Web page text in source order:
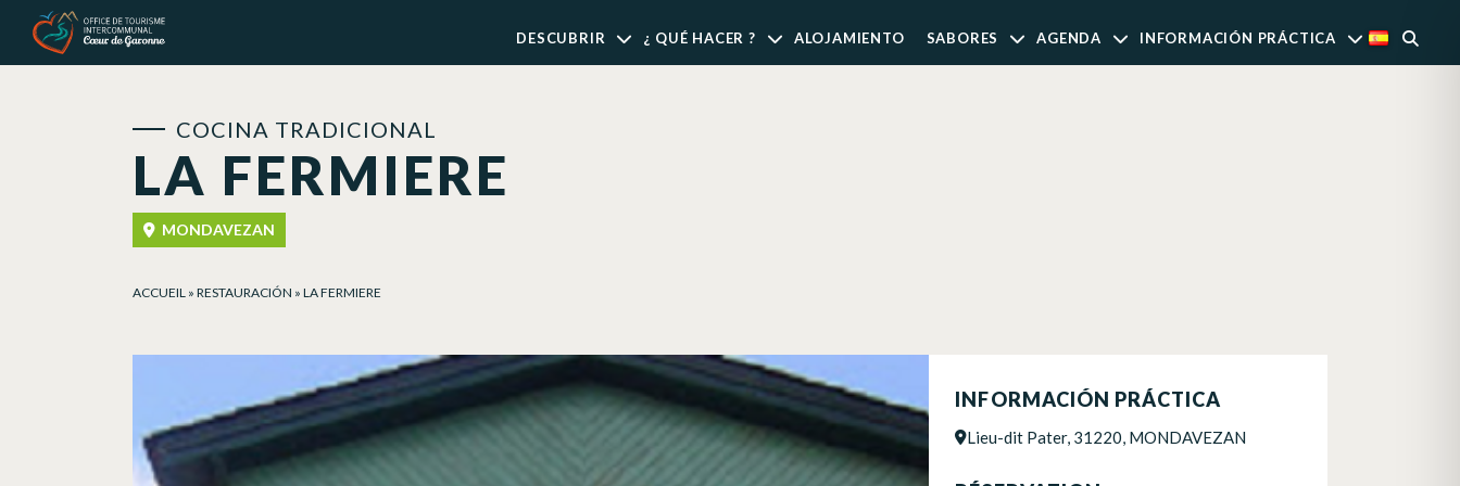
DESCUBRIR ¿ QUÉ HACER ? ALOJAMIENTO SABORES AGENDA INFORMACIÓN PRÁCTICA
LA FERMIERE
COCINA TRADICIONAL
MONDAVEZAN
ACCUEIL » RESTAURACIÓN » LA FERMIERE
INFORMACIÓN PRÁCTICA
Lieu-dit Pater, 31220, MONDAVEZAN
Panel de gestión de cookies